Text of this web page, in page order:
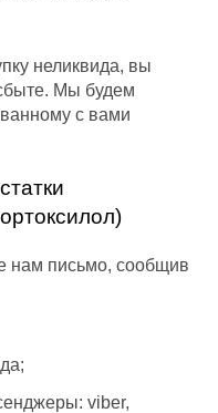
неликвида, вы
Мы будем
с вами
нам письмо, сообщив
viber,